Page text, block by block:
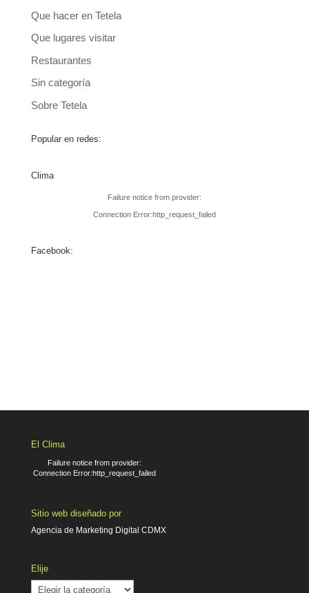
Que hacer en Tetela
Que lugares visitar
Restaurantes
Sin categoría
Sobre Tetela
Popular en redes:
Clima
Failure notice from provider:
Connection Error:http_request_failed
Facebook:
El Clima
Failure notice from provider:
Connection Error:http_request_failed
Sitio web diseñado por
Agencia de Marketing Digital CDMX
Elije
Elije